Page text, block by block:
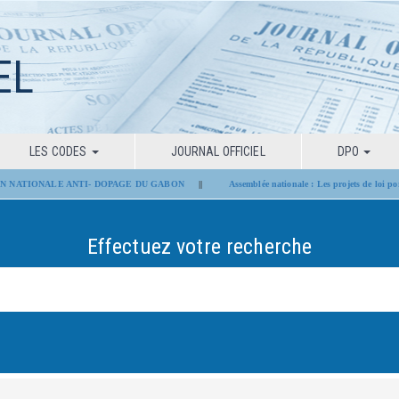
LES CODES JOURNAL OFFICIEL DPO
ANTI- DOPAGE DU GABON|| Assemblée nationale : Les projets de loi
Effectuez votre recherche